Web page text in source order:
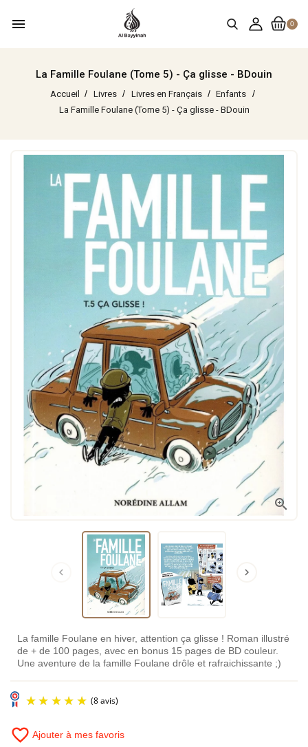
0
menu
La Famille Foulane (Tome 5) - Ça glisse - BDouin
Accueil Livres Livres en Français
Enfants
La Famille Foulane (Tome 5) - Ça glisse - BDouin

 
La famille Foulane en hiver, attention ça glisse ! Roman illustré
de + de 100 pages, avec en bonus 15 pages de BD couleur.
Une aventure de la famille Foulane drôle et rafraichissante ;)
favorite_border Ajouter à mes favoris